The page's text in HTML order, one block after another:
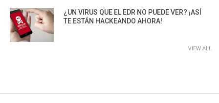
¿UN VIRUS QUE EL EDR NO PUEDE VER? ¡ASÍ
TE ESTÁN HACKEANDO AHORA!
VIEW ALL